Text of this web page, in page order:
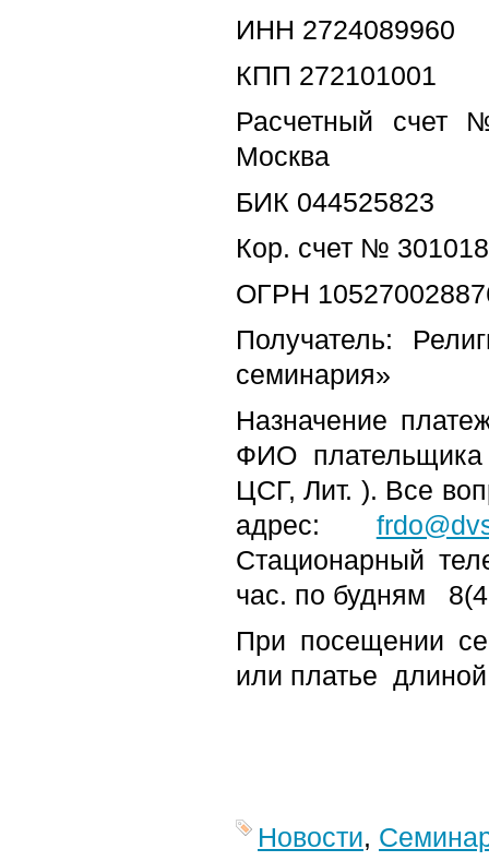
ИНН 2724089960
КПП 272101001
Расчетный счет
Москва
БИК 044525823
Кор. счет №
ОГРН
Получатель:
семинария»
Назначение
ФИО плательщика
ЦСГ, Лит. ). Все
адрес:
Стационарный
час. по будням
При посещении
или платье
Новости,